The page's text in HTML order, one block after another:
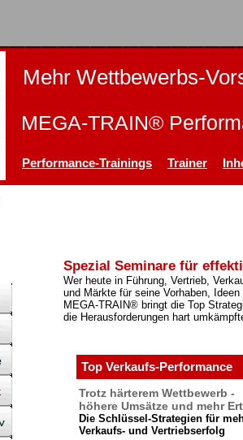
Mehr Wettbewerbs-
MEGA-TRAIN®
Performance-Trainings Trainer
Spezial Seminare für
Wer heute in Führung, Vertrieb,
und Märkte für seine Vorhaben,
MEGA-TRAIN® bringt die Top
die Herausforderungen hart
Top Verkaufs-Performance
Trotz härterem Wettbewerb -
höhere Umsätze und mehr
Die Schlüssel-Strategien für
Verkaufs- und Vertriebserfolg